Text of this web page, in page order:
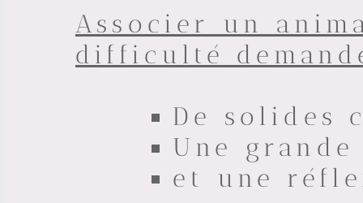
Associer un
difficulté
De solides
Une
et une